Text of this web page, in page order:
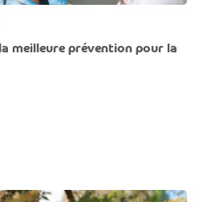
meilleure prévention pour la